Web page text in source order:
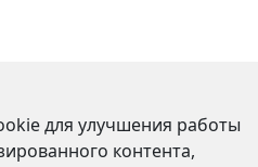
для улучшения работы
контента,